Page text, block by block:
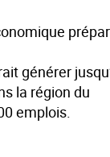
générer
la région du
emplois.